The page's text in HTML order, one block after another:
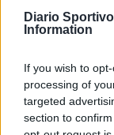
Diario
Information
If you wish to
processing of
targeted
section to
e